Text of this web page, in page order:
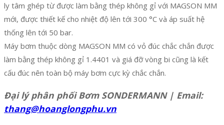
ly tâm ghép từ được làm bằng thép không gỉ với MAGSON MM
mới, được thiết kế cho nhiệt độ lên tới 300 °C và áp suất hệ
thống lên tới 50 bar.
Máy bơm thuộc dòng MAGSON MM có vỏ đúc chắc chắn được
làm bằng thép không gỉ 1.4401 và giá đỡ vòng bi cũng là kết
cấu đúc nên toàn bộ máy bơm cực kỳ chắc chắn.
Đại lý phân phối Bơm SONDERMANN | Email:
thang@hoanglongphu.vn